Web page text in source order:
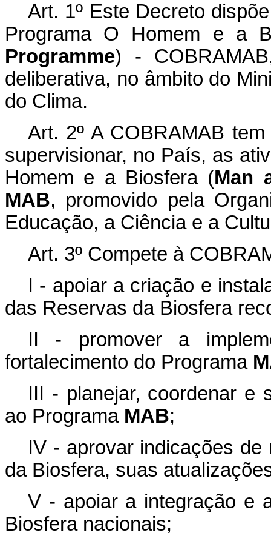
Art. 1º Este Decreto
Programa O Homem e a
Programme) -
deliberativa, no âmbito do
do Clima.
Art. 2º A COBRAMAB
supervisionar, no País, as
Homem e a Biosfera (Man
MAB, promovido pela
Educação, a Ciência e a
Art. 3º Compete à
I - apoiar a criação e
das Reservas da Biosfera
II - promover a
fortalecimento do Programa
III - planejar, coordenar e
ao Programa MAB;
IV - aprovar indicações
da Biosfera, suas
V - apoiar a integração e
Biosfera nacionais;